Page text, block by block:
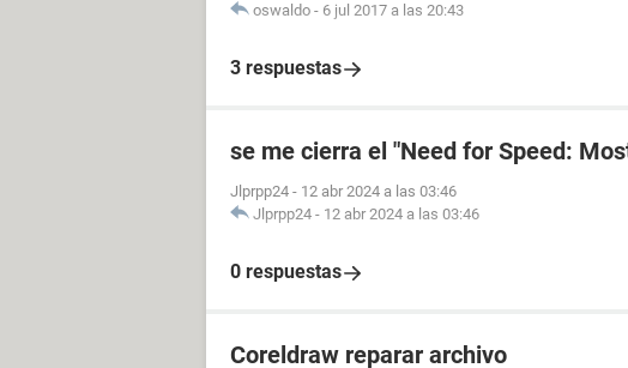
oswaldo - 6 jul 2017 a las 20:43
3 respuestas
se me cierra el "Need for Speed:
Jlprpp24 - 12 abr 2024 a las 03:46
Jlprpp24 - 12 abr 2024 a las 03:46
0 respuestas
Coreldraw reparar archivo